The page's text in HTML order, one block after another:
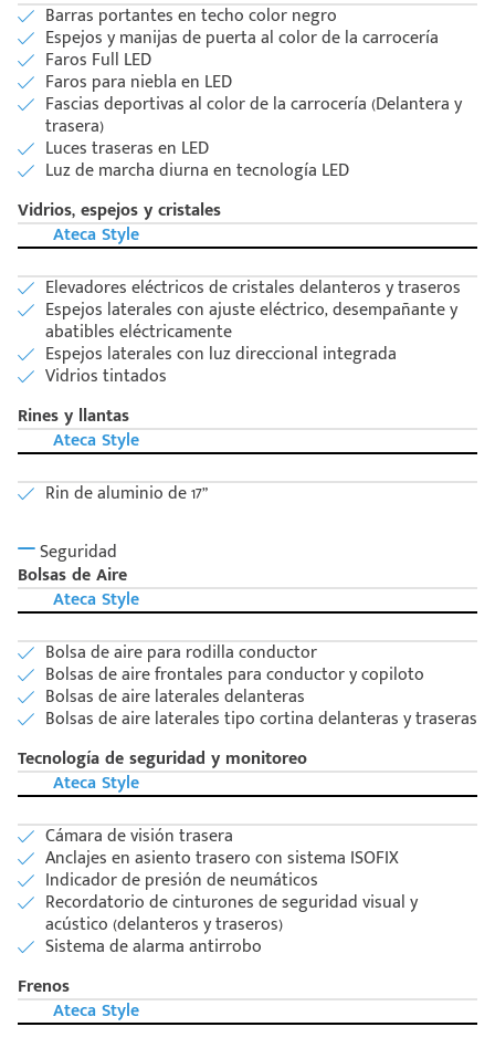
Barras portantes en techo color negro
Espejos y manijas de puerta al color de la carrocería
Faros Full LED
Faros para niebla en LED
Fascias deportivas al color de la carrocería (Delantera y
trasera)
Luces traseras en LED
Luz de marcha diurna en tecnología LED
Vidrios, espejos y cristales
Ateca Style
Elevadores eléctricos de cristales delanteros y traseros
Espejos laterales con ajuste eléctrico, desempañante y
abatibles eléctricamente
Espejos laterales con luz direccional integrada
Vidrios tintados
Rines y llantas
Ateca Style
Rin de aluminio de 17”
Seguridad
Bolsas de Aire
Ateca Style
Bolsa de aire para rodilla conductor
Bolsas de aire frontales para conductor y copiloto
Bolsas de aire laterales delanteras
Bolsas de aire laterales tipo cortina delanteras y traseras
Tecnología de seguridad y monitoreo
Ateca Style
Cámara de visión trasera
Anclajes en asiento trasero con sistema ISOFIX
Indicador de presión de neumáticos
Recordatorio de cinturones de seguridad visual y
acústico (delanteros y traseros)
Sistema de alarma antirrobo
Frenos
Ateca Style